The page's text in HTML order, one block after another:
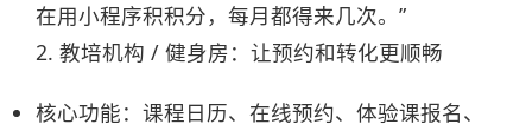
在用小程序积积分，每月都得来几次。”​
2. 教培机构 / 健身房：让预约和转化更顺畅​
核心功能：课程日历、在线预约、体验课报名、